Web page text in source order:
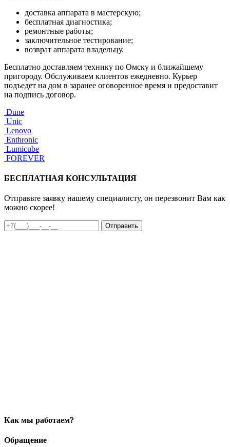
доставка аппарата в мастерскую;
бесплатная диагностика;
ремонтные работы;
заключительное тестирование;
возврат аппарата владельцу.
Бесплатно доставляем технику по Омску и ближайшему
пригороду. Обслуживаем клиентов ежедневно. Курьер
подъедет на дом в заранее оговоренное время и предоставит
на подпись договор.
Dune
Unic
Lenovo
Enthronic
Lumicube
FOREVER
БЕСПЛАТНАЯ КОНСУЛЬТАЦИЯ
Отправьте заявку нашему специалисту, он перезвонит Вам как
можно скорее!
Отправить
Как мы работаем?
Обращение